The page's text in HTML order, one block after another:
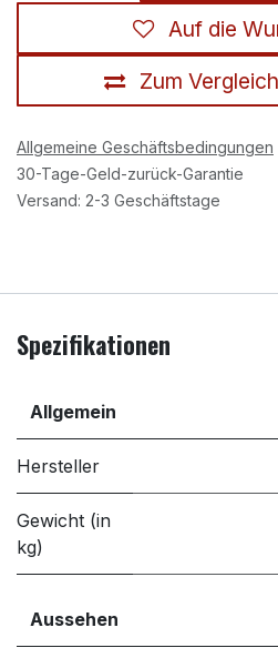
Zum
Auf die
Allgemeine Geschäftsbedingungen
30-Tage-Geld-zurück-Garantie
Versand: 2-3 Geschäftstage
Spezifikationen
Allgemein
Hersteller
Gewicht (in
kg)
Aussehen